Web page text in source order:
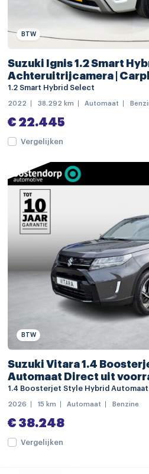
lederen stuurwiel
schakelmogelijkheid aan
stuurbekrachtiging
stuur verstelbaar
stuurwiel multifunctioneel
Anti doorSlip Regeling
Autonomous Emergency
bestuurdersairbag
bots waarschuwing systeem
Brake Assist System
elektronische
Elektronisch Stabiliteits
hill hold functie
hoofd airbag(s) achter
hoofd airbag(s) voor
passagiersairbag
rijstrooksensor
vermoeidheids herkenning
BTW
Suzuki Ignis 1.2 Smart
Achteruitrijcamera |
1.2 Smart Hybrid Select
2022 38.292 km Automaat
€ 22.445
Vergelijken
BTW
Suzuki Vitara 1.4
Automaat Direct uit
1.4 Boosterjet Style Hybrid Automaat
2026 15 km Automaat Benzine
€ 38.248
Vergelijken